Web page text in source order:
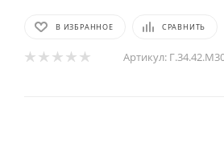
В ИЗБРАННОЕ СРАВНИТЬ
Артикул: